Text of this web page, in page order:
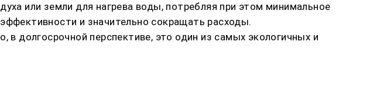
или земли для нагрева воды, потребляя при этом минимальное
и значительно сокращать расходы.
долгосрочной перспективе, это один из самых экологичных и